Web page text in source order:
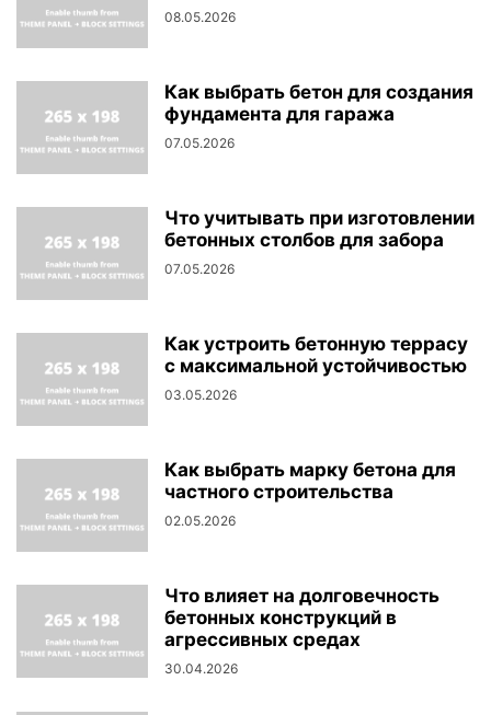
08.05.2026
Как выбрать бетон для создания
фундамента для гаража
07.05.2026
Что учитывать при изготовлении
бетонных столбов для забора
07.05.2026
Как устроить бетонную террасу
с максимальной устойчивостью
03.05.2026
Как выбрать марку бетона для
частного строительства
02.05.2026
Что влияет на долговечность
бетонных конструкций в
агрессивных средах
30.04.2026